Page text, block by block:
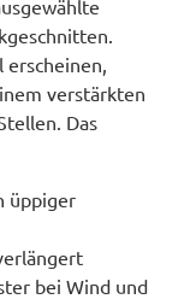
verstärkten
Das
üppiger
bei Wind und